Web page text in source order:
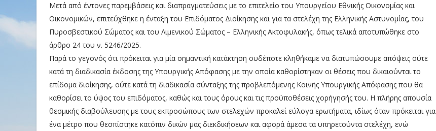
Μετά από έντονες παρεμβάσεις και διαπραγματεύσεις με το επιτελείο του Υπουργείου Εθνικής Οικονομίας και
Οικονομικών, επιτεύχθηκε η ένταξη του Επιδόματος Διοίκησης και για τα στελέχη της Ελληνικής Αστυνομίας, του
Πυροσβεστικού Σώματος και του Λιμενικού Σώματος – Ελληνικής Ακτοφυλακής, όπως τελικά αποτυπώθηκε στο
άρθρο 24 του ν. 5246/2025.
Παρά το γεγονός ότι πρόκειται για μία σημαντική κατάκτηση ουδέποτε κληθήκαμε να διατυπώσουμε απόψεις ούτε
κατά τη διαδικασία έκδοσης της Υπουργικής Απόφασης με την οποία καθορίστηκαν οι θέσεις που δικαιούνται το
επίδομα διοίκησης, ούτε κατά τη διαδικασία σύνταξης της προβλεπόμενης Κοινής Υπουργικής Απόφασης που θα
καθορίσει το ύψος του επιδόματος, καθώς και τους όρους και τις προϋποθέσεις χορήγησής του. Η πλήρης απουσία
θεσμικής διαβούλευσης με τους εκπροσώπους των στελεχών προκαλεί εύλογα ερωτήματα, ιδίως όταν πρόκειται για
ένα μέτρο που θεσπίστηκε κατόπιν δικών μας διεκδικήσεων και αφορά άμεσα τα υπηρετούντα στελέχη, ενώ